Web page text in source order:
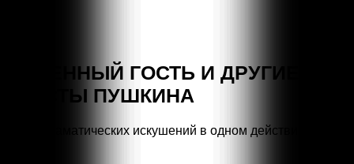
КАМЕННЫЙ ГОСТЬ И ДРУГИЕ
ТЕКСТЫ ПУШКИНА
Опыт драматических искушений в одном действии